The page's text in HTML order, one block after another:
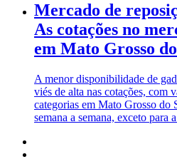
Mercado de
As cotações no
em Mato Grosso
A menor disponibilidade de
viés de alta nas cotações, com
categorias em Mato Grosso do
semana a semana, exceto para